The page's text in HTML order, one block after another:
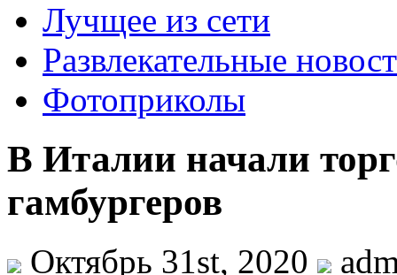
Лучщее из сети
Развлекательные
Фотоприколы
В Италии начали
гамбургеров
Октябрь 31st, 2020